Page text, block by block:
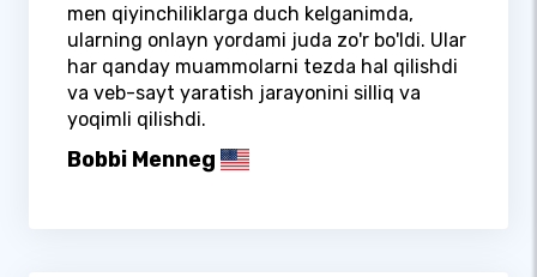
men qiyinchiliklarga duch kelganimda,
ularning onlayn yordami juda zo'r bo'ldi. Ular
har qanday muammolarni tezda hal qilishdi
va veb-sayt yaratish jarayonini silliq va
yoqimli qilishdi.
Bobbi Menneg